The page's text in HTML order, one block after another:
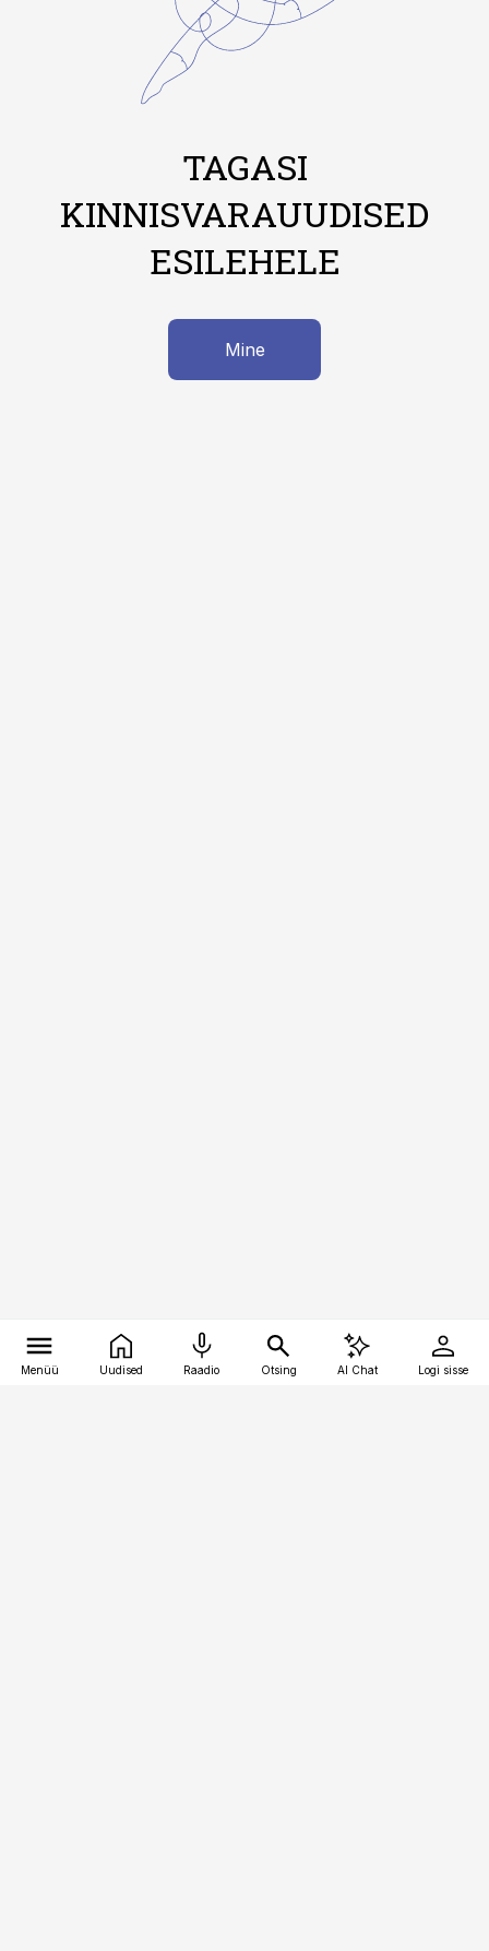
TAGASI
KINNISVARAUUDISED
ESILEHELE
Mine
Menüü Uudised Raadio Otsing AI Chat Logi sisse